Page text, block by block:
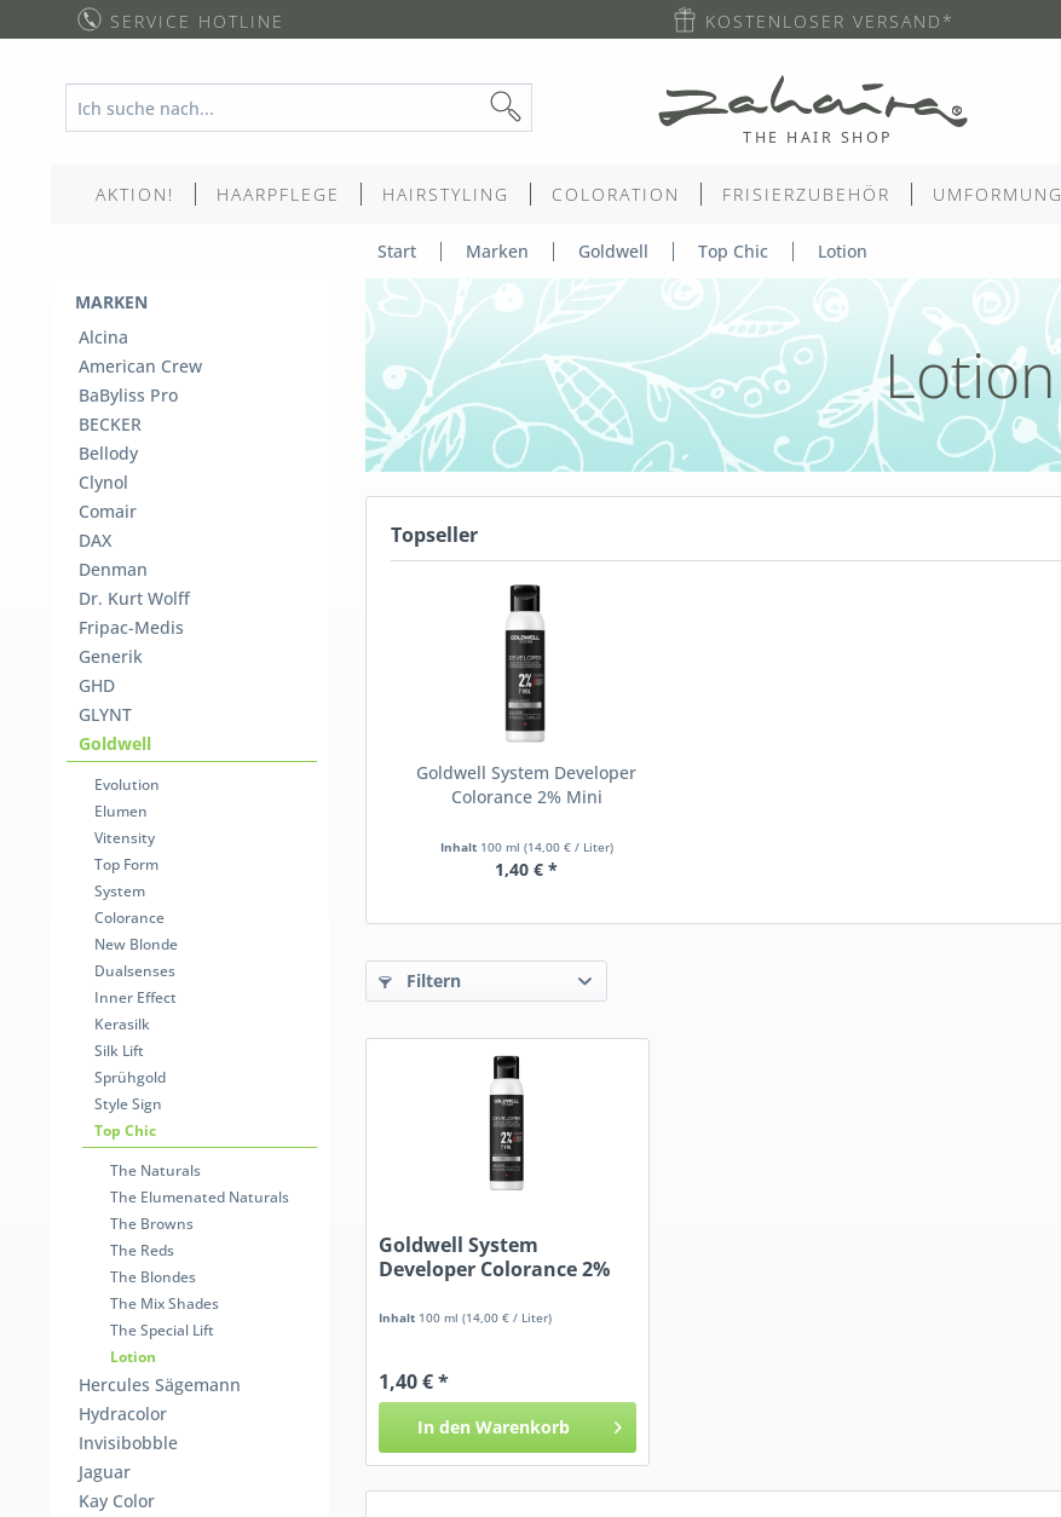
SERVICE HOTLINE KOSTENLOSER VERSAND*
AKTION! HAARPFLEGE HAIRSTYLING COLORATION FRISIERZUBEHÖR UMFORMUNG
MARKEN
Alcina
American Crew
BaByliss Pro
BECKER
Bellody
Clynol
Comair
DAX
Denman
Dr. Kurt Wolff
Fripac-Medis
Generik
GHD
GLYNT
Goldwell
Evolution
Elumen
Vitensity
Top Form
System
Colorance
New Blonde
Dualsenses
Inner Effect
Kerasilk
Silk Lift
Sprühgold
Style Sign
Top Chic
The Naturals
The Elumenated Naturals
The Browns
The Reds
The Blondes
The Mix Shades
The Special Lift
Lotion
Hercules Sägemann
Hydracolor
Invisibobble
Jaguar
Kay Color
Start Marken Goldwell Top Chic Lotion
Lotion
Topseller
Goldwell System Developer
Colorance 2% Mini
Inhalt 100 ml (14,00 € / Liter)
1,40 € *
Filtern
Goldwell System
Developer Colorance 2%
Inhalt 100 ml(14,00 € / Liter)
1,40 € *
In den Warenkorb